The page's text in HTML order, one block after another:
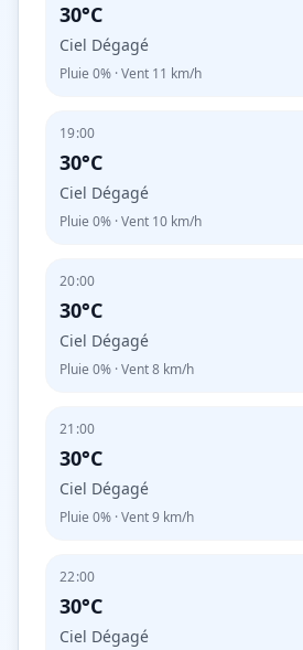
30°C
Ciel Dégagé
Pluie 0% · Vent 11 km/h
19:00
30°C
Ciel Dégagé
Pluie 0% · Vent 10 km/h
20:00
30°C
Ciel Dégagé
Pluie 0% · Vent8 km/h
21:00
30°C
Ciel Dégagé
Pluie 0% · Vent9 km/h
22:00
30°C
Ciel Dégagé